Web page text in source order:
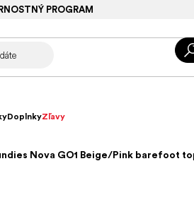
PROGRAM
DoplnkyZľavy
Nova GO1 Beige/Pink barefoot